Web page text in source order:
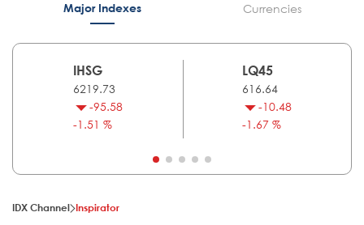
Major Indexes Currencies
IHSG
6219.73
-95.58
-1.51 %
LQ45
616.64
-10.48
-1.67 %
IDX Channel Inspirator